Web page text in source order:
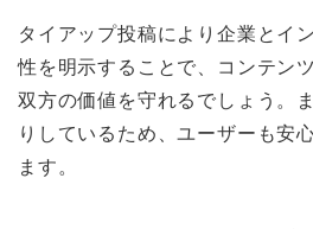
タイアップ投稿により企業とイ
性を明示することで、コンテン
双方の価値を守れるでしょう。
りしているため、ユーザーも安
ます。